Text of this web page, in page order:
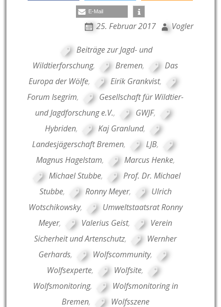
E-Mail
25. Februar 2017 Vogler
Beiträge zur Jagd- und
Wildtierforschung, Bremen,
Das
Europa der Wölfe, Eirik Grankvist,
Forum Isegrim,
Gesellschaft für Wildtier-
und Jagdforschung e.V., GWJF,
Hybriden, Kaj Granlund,
Landesjägerschaft Bremen, LJB,
Magnus Hagelstam, Marcus Henke,
Michael Stubbe,
Prof. Dr. Michael
Stubbe, Ronny Meyer,
Ulrich
Wotschikowsky,
Umweltstaatsrat Ronny
Meyer, Valerius Geist,
Verein
Sicherheit und Artenschutz,
Wernher
Gerhards, Wolfscommunity,
Wolfsexperte, Wolfsite,
Wolfsmonitoring,
Wolfsmonitoring in
Bremen, Wolfsszene